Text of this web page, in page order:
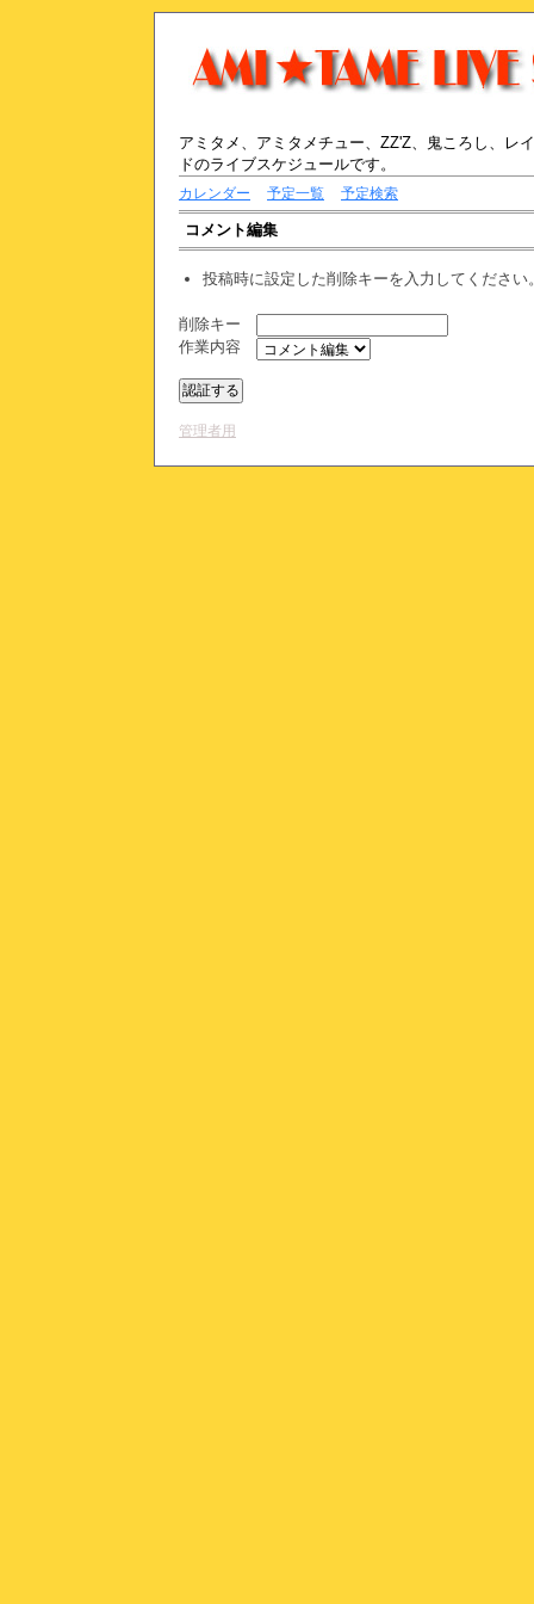
アミタメ、アミタメチュー、ZZ'Z、鬼ころし、レ
ドのライブスケジュールです。
カレンダー 予定一覧 予定検索
コメント編集
投稿時に設定した削除キーを入力してください
削除キー
作業内容
管理者用